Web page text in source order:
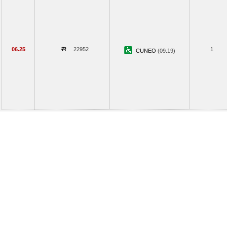
06.25 22952 CUNEO (09.19) 1